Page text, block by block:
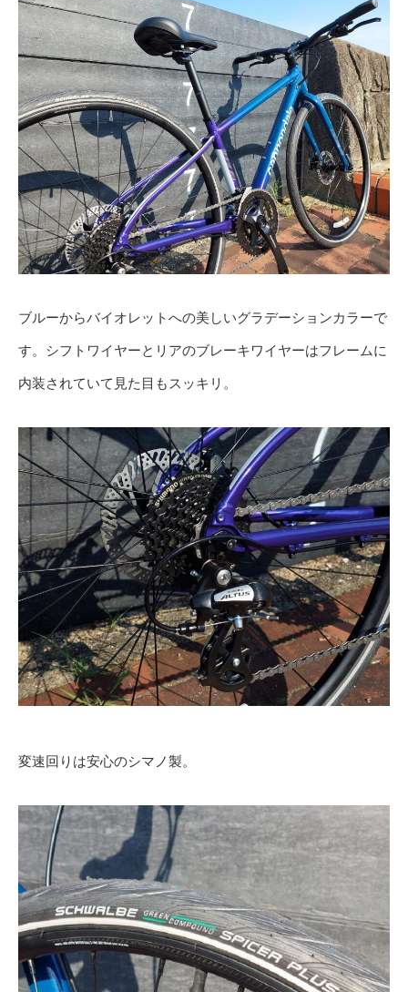
ブルーからバイオレットへの美しいグラデーションカラーで
す。シフトワイヤーとリアのブレーキワイヤーはフレームに
内装されていて見た目もスッキリ。
変速回りは安心のシマノ製。